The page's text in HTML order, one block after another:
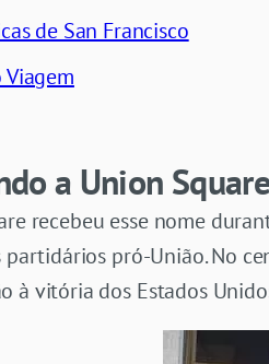
de San Francisco
Viagem
a Union
recebeu esse nome
pró-União. No
à vitória dos Estados